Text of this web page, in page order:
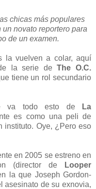
chicas más populares
novato reportero para
de un examen.
la vuelven a colar, aquí
la serie deThe O.C.
tiene un rol secundario
va todo esto de
La
es como una peli de
instituto. Oye, ¿Pero eso
en 2005 se estreno en
(director de
Looper
la que Joseph Gordon-
asesinato de su exnovia,